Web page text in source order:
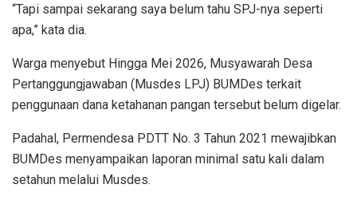
“Tapi sampai sekarang saya belum tahu SPJ-nya seperti
apa,” kata dia.
Warga menyebut Hingga Mei 2026, Musyawarah Desa
Pertanggungjawaban (Musdes LPJ) BUMDes terkait
penggunaan dana ketahanan pangan tersebut belum digelar.
Padahal, Permendesa PDTT No. 3 Tahun 2021 mewajibkan
BUMDes menyampaikan laporan minimal satu kali dalam
setahun melalui Musdes.